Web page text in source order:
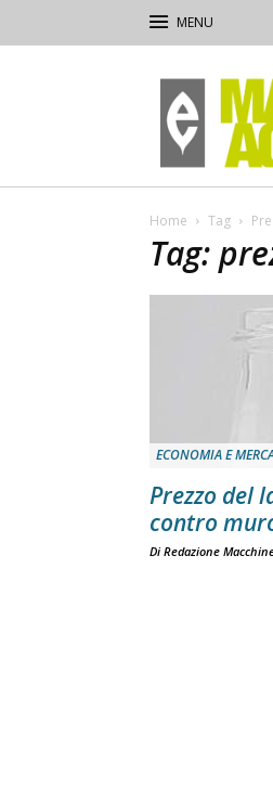
Macchine
Agricole
Home Tag
Tag:
ECONOMIA E
Prezzo del
contro
Di Redazione